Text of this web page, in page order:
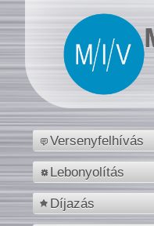
Versenyfelhívás
Lebonyolítás
Díjazás